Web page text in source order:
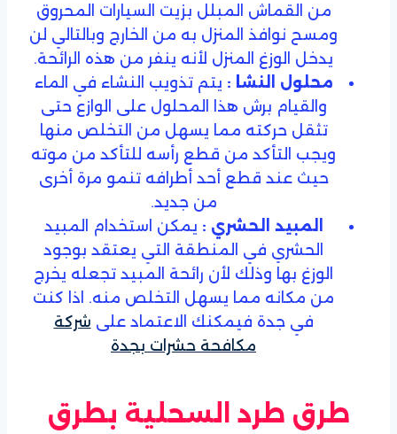
من القماش المبلل بزيت السيارات المحروق
ومسح نوافذ المنزل به من الخارج وبالتالي لن
يدخل الوزغ المنزل لأنه ينفر من هذه الرائحة.
محلول النشا : يتم تذويب النشاء في الماء
والقيام برش هذا المحلول على الوازع حتى
تثقل حركته مما يسهل من التخلص منها
ويجب التأكد من قطع رأسه للتأكد من موته
حيث عند قطع أحد أطرافه تنمو مرة أخرى
من جديد.
المبيد الحشري : يمكن استخدام المبيد
الحشري في المنطقة التي يعتقد بوجود
الوزغ بها وذلك لأن رائحة المبيد تجعله يخرج
من مكانه مما يسهل التخلص منه. اذا كنت
في جدة فيمكنك الاعتماد على شركة
مكافحة حشرات بجدة
طرق طرد السحلية بطرق